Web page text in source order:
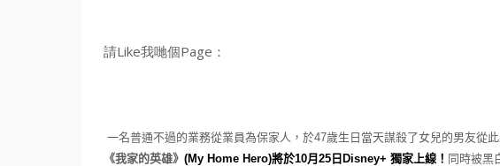
請Like我哋個Page：
一名普通不過的業務從業員為保家人，於47歲生 日當天謀殺了女兒的男友從
《我家的英雄》 (My Home Hero)將於10月 25 日 Disney+ 獨家上線！ 同時被黑